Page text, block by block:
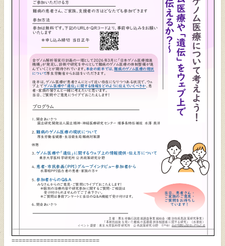
個人情報保護方針
サイトマップ
お問い合わせ
閉じる
=========================